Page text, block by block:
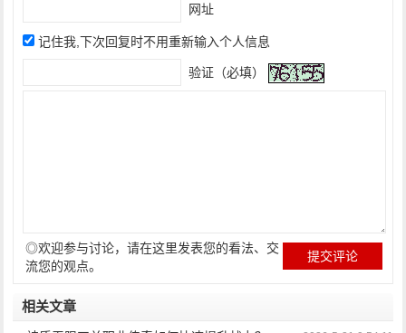
网址
记住我,下次回复时不用重新输入个人信息
验证（必填）
◎欢迎参与讨论，请在这里发表您的看法、交
流您的观点。
相关文章